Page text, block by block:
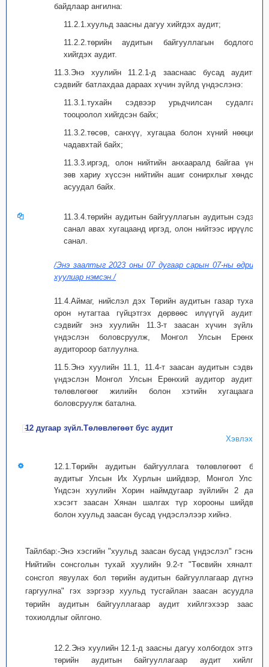
байдлаар ангилна:
11.2.1.хуульд заасны дагуу хийгдэх аудит;
11.2.2.төрийн аудитын байгууллагын бодлогоор
хийгдэх аудит.
11.3.Энэ хуулийн 11.2.1-д зааснаас бусад аудитын
сэдвийг батлахдаа дараах хүчин зүйлд үндэслэнэ:
11.3.1.тухайн сэдвээр урьдчилсан судалгаа,
тооцоолол хийгдсэн байх;
11.3.2.төсөв, санхүү, хугацаа болон хүний нөөцийн
чадавхтай байх;
11.3.3.иргэд, олон нийтийн анхааралд байгаа үнэн
зөв хариу хүссэн нийтийн ашиг сонирхлыг хөндсөн
асуудал байх.
11.3.4.төрийн аудитын байгууллагын аудитын сэдэвт
санал авах хугацаанд иргэд, олон нийтээс ирүүлсэн
санал.
/Энэ заалтыг 2023 оны 07 дугаар сарын 07-ны өдрийн
хуулиар нэмсэн./
11.4.Аймаг, нийслэл дэх Төрийн аудитын газар тухайн
орон нутагтаа гүйцэтгэх дөрвөөс илүүгүй аудитын
сэдвийг энэ хуулийн 11.3-т заасан хүчин зүйлийг
үндэслэн боловсруулж, Монгол Улсын Ерөнхий
аудитороор батлуулна.
11.5.Энэ хуулийн 11.1, 11.4-т заасан аудитын сэдвийг
үндэслэн Монгол Улсын Ерөнхий аудитор аудитын
төлөвлөгөөг жилийн болон хэтийн хугацаагаар
боловсруулж батална.
12 дугаар зүйл.Төлөвлөгөөт бус аудит
Хэвлэх
12.1.Төрийн аудитын байгууллага төлөвлөгөөт бус
аудитыг Улсын Их Хурлын шийдвэр, Монгол Улсын
Үндсэн хуулийн Хорин наймдугаар зүйлийн 2 дахь
хэсэгт заасан Хянан шалгах түр хорооны шийдвэр
болон хуульд заасан бусад үндэслэлээр хийнэ.
Тайлбар:-Энэ хэсгийн "хуульд заасан бусад үндэслэл" гэснийг
Нийтийн сонсголын тухай хуулийн 9.2-т "Төсвийн хяналтын
сонсгол явуулах бол төрийн аудитын байгууллагаар дүгнэлт
гаргуулна" гэх зэргээр хуульд тусгайлан заасан асуудлаар
төрийн аудитын байгууллагаар аудит хийлгэхээр заасан
тохиолдлыг ойлгоно.
12.2.Энэ хуулийн 12.1-д заасны дагуу холбогдох этгээд
төрийн аудитын байгууллагаар аудит хийлгэх